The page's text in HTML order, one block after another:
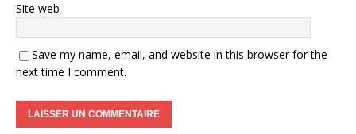
Site web
Save my name, email, and website in this browser for the
next time I comment.